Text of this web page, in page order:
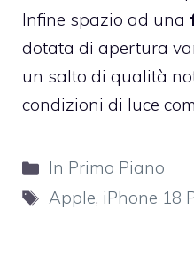
Infine spazio ad una
dotata di apertura
un salto di qualità
condizioni di luce
Categorie
In Primo Piano
Tag
Apple, iPhone 18